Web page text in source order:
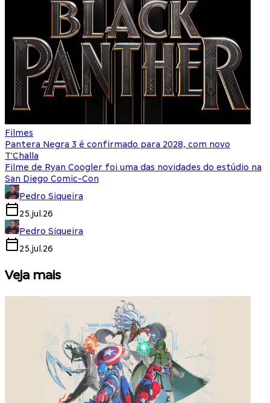
Filmes
Pantera Negra 3 é confirmado para 2028, com novo
T'Challa
Filme de Ryan Coogler foi uma das novidades do estúdio na
San Diego Comic-Con
Pedro Siqueira
25.jul.26
Pedro Siqueira
25.jul.26
Veja mais